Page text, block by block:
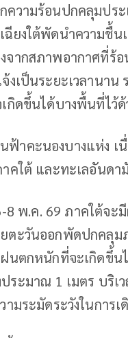
กความร้อนปกคลุมป
ฉียงใต้พัดนำความชื้
จากสภาพอากาศที่ร้
งเป็นระยะเวลานา
กิดขึ้นได้บางพื้นที่ไว้ด้
ฟ้าคะนองบางแห่ง เ
คใต้ และทะเลอันดา
8 พ.ค. 69 ภาคใต้จ
ตะวันออกพัดปกคลุม
ฝนตกหนักที่จะเกิดขึ้
ระมาณ 1 เมตร บริเ
ามระมัดระวังในกา